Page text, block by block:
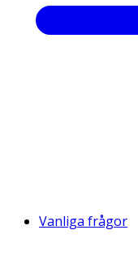
Vanliga frågor